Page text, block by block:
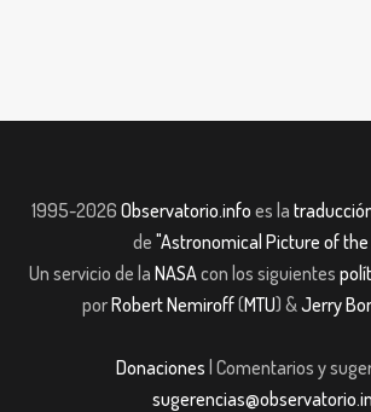
1995-2026 Observatorio.info es la
de "Astronomical Picture of the
Un servicio de la NASAcon los siguientes
porRobert Nemiroff(MTU) &Jerry
Donaciones | Comentarios y